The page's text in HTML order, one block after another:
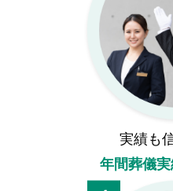
実績も
年間葬儀実